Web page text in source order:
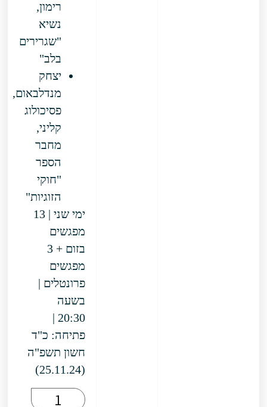
רימון,
נשיא
"שגרירים
בלב"
יצחק
מנדלבאום,
פסיכולוג
קליני,
מחבר
הספר
"חוקי
הזוגיות"
ימי שני | 13
מפגשים
בזום + 3
מפגשים
פרונטלים |
בשעה
20:30 |
פתיחה: כ"ד
חשון תשפ"ה